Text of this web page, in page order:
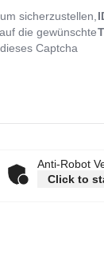
sicherzustellen,
die gewünschte
Captcha
Anti-Robot
Click to